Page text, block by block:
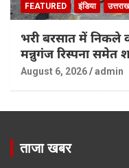
FEATURED इंडिया
भरी बरसात में निकले
मन्नुगंज रिस्पना समेत
August 6, 2026 admin
ताजा खबर